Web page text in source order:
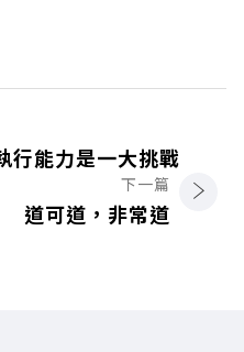
行能力是一大挑戰
下一篇
道可道，非常道